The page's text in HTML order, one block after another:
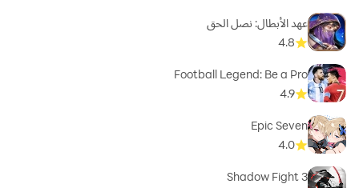
عهد الأبطال: نصل الحق
4.8
Football Legend: Be a Pro
4.9
Epic Seven
4.0
Shadow Fight 3